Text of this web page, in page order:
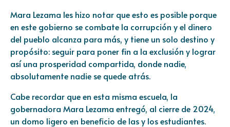
Mara Lezama les hizo notar que esto es posible porque
en este gobierno se combate la corrupción y el dinero
del pueblo alcanza para más, y tiene un solo destino y
propósito: seguir para poner fin a la exclusión y lograr
así una prosperidad compartida, donde nadie,
absolutamente nadie se quede atrás.
Cabe recordar que en esta misma escuela, la
gobernadora Mara Lezama entregó, al cierre de 2024,
un domo ligero en beneficio de las y los estudiantes.